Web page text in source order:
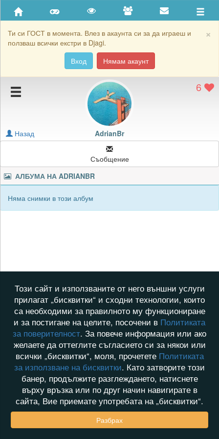
×
Ти си ГОСТ в момента. Влез в акаунта си за да играеш и
ползваш всички екстри в Djagi.
Вход
Нямам акаунт
Приятели
Хронология на игри
Подаръците на AdrianBr
Картичките на AdrianBr
Блокирай AdrianBr
6
AdrianBr
Назад
Съобщение
АЛБУМА НА ADRIANBR
Няма снимки в този албум
Този сайт и използваните от него външни услуги
прилагат „бисквитки“ и сходни технологии, които
са необходими за правилното му функциониране
и за постигане на целите, посочени в Политиката
за поверителност. За повече информация или ако
желаете да оттеглите съгласието си за някои или
всички „бисквитки“, моля, прочетете Политиката
за използване на бисквитки. Като затворите този
банер, продължите разглеждането, натиснете
върху връзка или по друг начин навигирате в
сайта, Вие приемате употребата на „бисквитки“.
Разбрах